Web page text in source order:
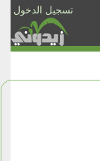
تسجيل الدخول
الأخبار
الأسئلة